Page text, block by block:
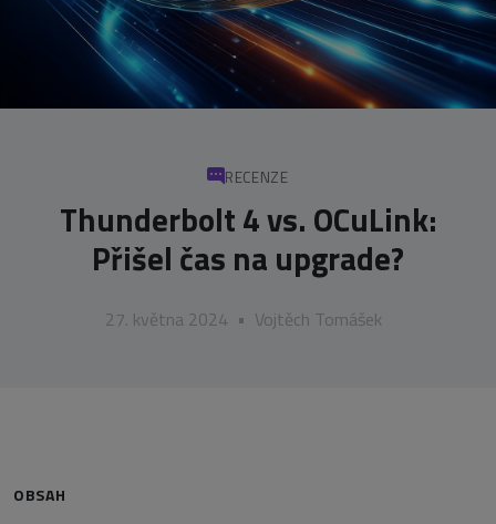
RECENZE
Thunderbolt 4 vs. OCuLink:
Přišel čas na upgrade?
27. května 2024 • Vojtěch Tomášek
OBSAH